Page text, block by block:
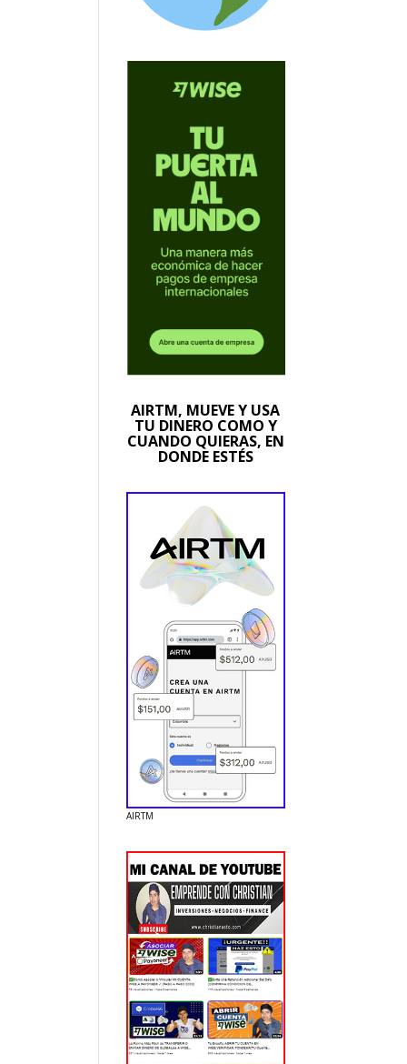
AIRTM, MUEVE Y USA
TU DINERO COMO Y
CUANDO QUIERAS, EN
DONDE ESTÉS
AIRTM